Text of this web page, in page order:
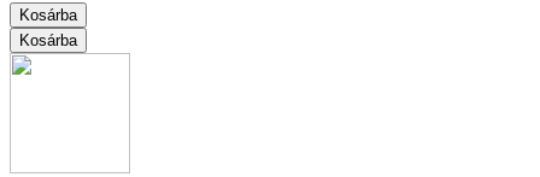
Kosárba
Kosárba